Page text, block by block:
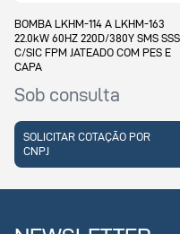
BOMBA LKHM-114 A LKHM-163
22.0kW 60HZ 220D/380Y SMS SSS
C/SIC FPM JATEADO COM PES E
CAPA
Sob consulta
SOLICITAR COTAÇÃO POR
CNPJ